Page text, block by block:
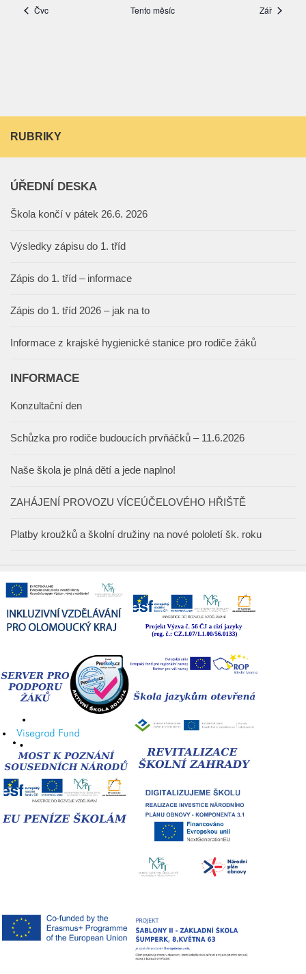
RUBRIKY
ÚŘEDNÍ DESKA
Škola končí v pátek 26.6. 2026
Výsledky zápisu do 1. tříd
Zápis do 1. tříd – informace
Zápis do 1. tříd 2026 – jak na to
Informace z krajské hygienické stanice pro rodiče žáků
INFORMACE
Konzultační den
Schůzka pro rodiče budoucích prvňáčků – 11.6.2026
Naše škola je plná dětí a jede naplno!
ZAHÁJENÍ PROVOZU VÍCEÚČELOVÉHO HŘIŠTĚ
Platby kroužků a školní družiny na nové pololetí šk. roku